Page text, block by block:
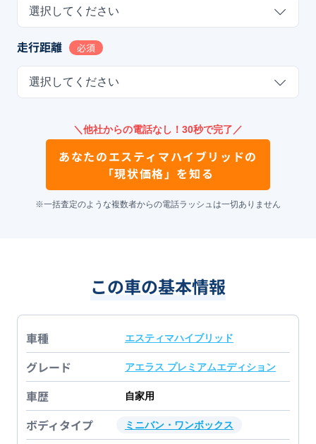
選択してください
走行距離 必須
選択してください
＼他社からの電話なし！30秒で完了／
あなたのエスティマハイブリッドの
「現状価格」を知る
※一括査定のような複数者からの電話ラッシュは一切ありません
この車の基本情報
車種 エスティマハイブリッド
グレード アエラス プレミアムエディション
車歴 自家用
ボディタイプ ミニバン・ワンボックス